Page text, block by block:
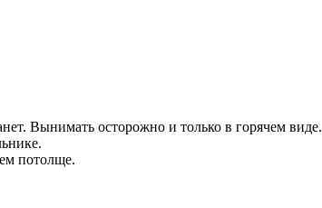
Вынимать осторожно и только в горячем виде.
потолще.